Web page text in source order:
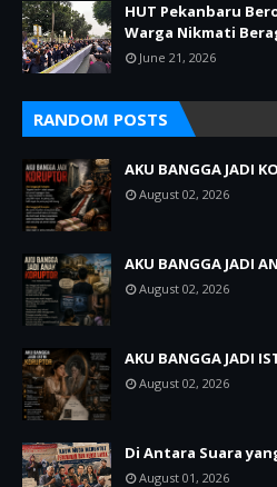
HUT Pekanbaru
Warga Nikmati
June 21, 2026
RANDOM POSTS
AKU BANGGA JADI
August 02, 2026
AKU BANGGA JADI
August 02, 2026
AKU BANGGA JADI
August 02, 2026
Di Antara Suara
August 01, 2026